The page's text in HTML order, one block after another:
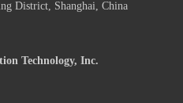
District, Shanghai, China
Technology, Inc.